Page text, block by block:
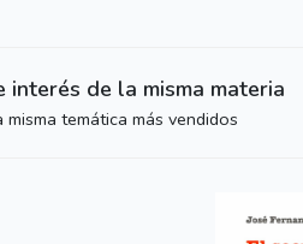
interés de la misma materia
misma temática más vendidos